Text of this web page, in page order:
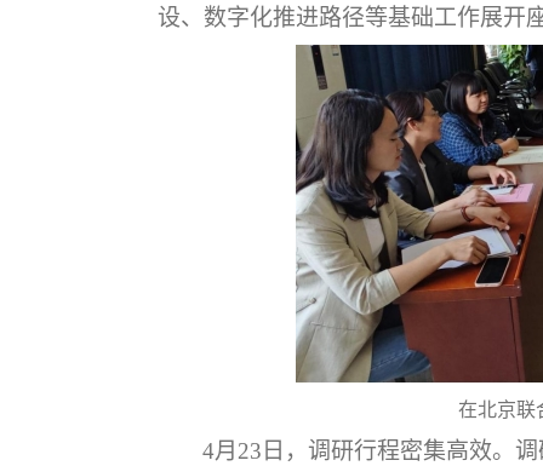
设、数字化推进路径等基础工作展开
在北京联
4月 23 日，调研行程密集高效。 调